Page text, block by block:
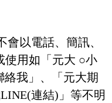
會以電話、簡訊、
使用如「元大 ○小
絡我」、「元大期
連結)」等不明